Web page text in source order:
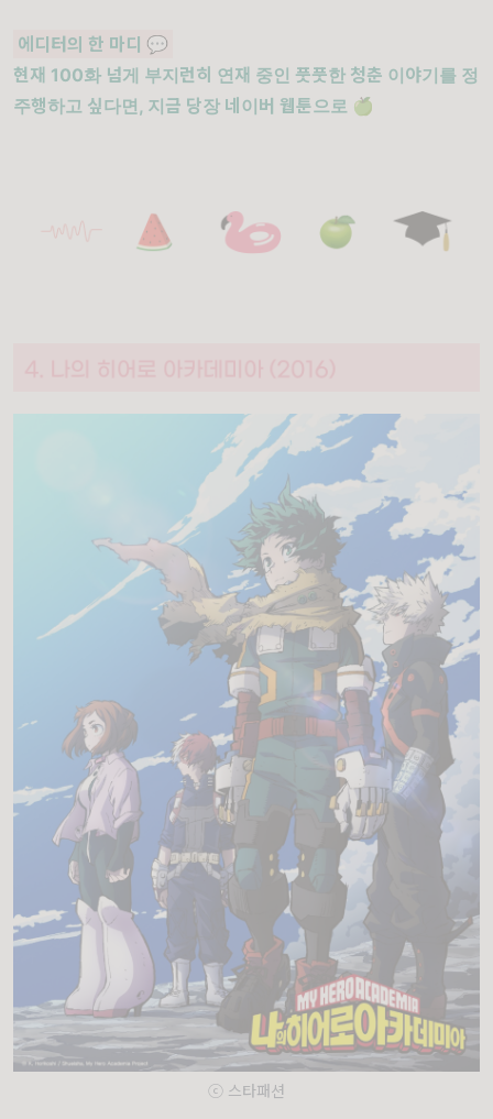
에디터의 한 마디 💬
현재 100화 넘게 부지런히 연재 중인 풋풋한 청춘 이야기를 정
주행하고 싶다면, 지금 당장 네이버 웹툰으로 🍏
ⓒ 스타패션